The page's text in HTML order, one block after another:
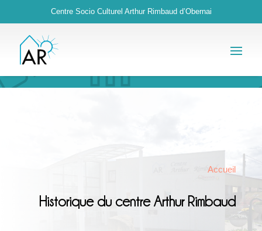
Centre Socio Culturel Arthur Rimbaud d’Obernai
Accueil
Historique du centre Arthur Rimbaud